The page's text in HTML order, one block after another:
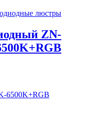
люстры
ZN-
6500K+RGB